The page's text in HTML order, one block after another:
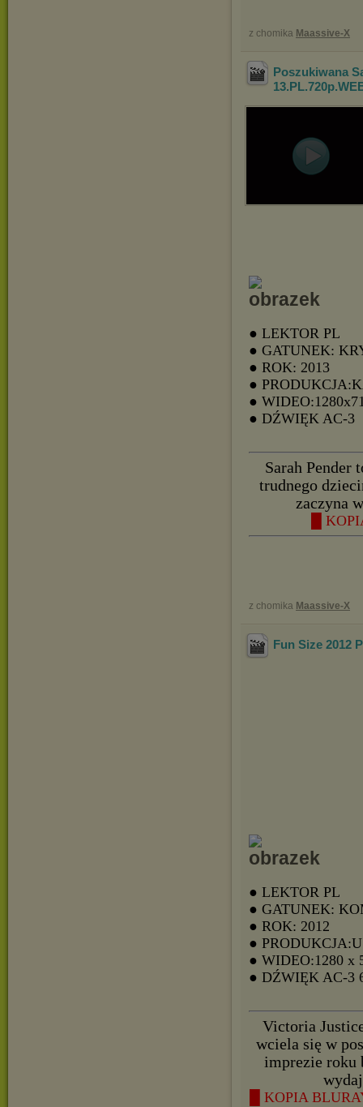
z chomika Maassive-X
Poszukiwana
● LEKTOR PL
● GATUNEK:
● ROK: 2013
●
●
● DŹWIĘK AC-3
Sarah Pender
trudnego
zaczyna
█
z chomika Maassive-X
Fun Size 2012
● LEKTOR PL
● GATUNEK:
● ROK: 2012
●
● WIDEO:1280 x
● DŹWIĘK AC-3
Victoria
wciela się w
imprezie roku
█ KOPIA